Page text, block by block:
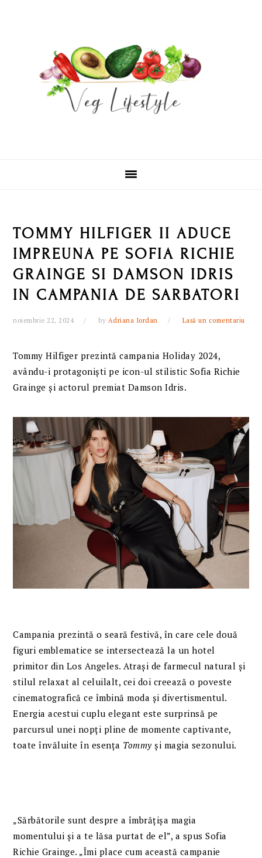
TOMMY HILFIGER II ADUCE
IMPREUNA PE SOFIA RICHIE
GRAINGE SI DAMSON IDRIS
IN CAMPANIA DE SARBATORI
noiembrie 22, 2024 by Adriana Iordan Lasă un comentariu
Tommy Hilfiger prezintă campania Holiday 2024,
avându-i protagoniști pe icon-ul stilistic Sofia Richie
Grainge și actorul premiat Damson Idris.
Campania prezintă o seară festivă, în care cele două
figuri emblematice se intersectează la un hotel
primitor din Los Angeles. Atrași de farmecul natural și
stilul relaxat al celuilalt, cei doi creează o poveste
cinematografică ce îmbină moda și divertismentul.
Energia acestui cuplu elegant este surprinsă pe
parcursul unei nopți pline de momente captivante,
toate învăluite în esența Tommyși magia sezonului.
„Sărbătorile sunt despre a îmbrățișa magia
momentului și a te lăsa purtat de el”, a spus Sofia
Richie Grainge. „Îmi place cum această campanie